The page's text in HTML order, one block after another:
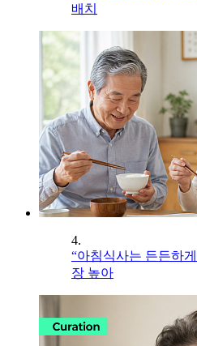
배치
4.
“아침식사는 든든하
장 높아